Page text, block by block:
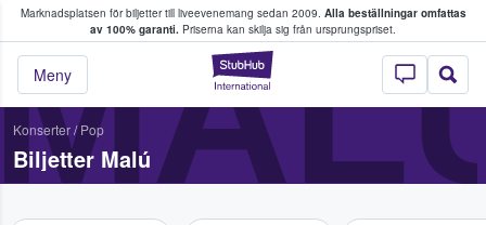
Marknadsplatsen för biljetter till liveevenemang sedan 2009. Alla beställningar omfattas
av 100% garanti. Priserna kan skilja sig från ursprungspriset.
StubHub – där
Meny
köper och säljer biljetter.
Konserter/ Pop
Biljetter Malú